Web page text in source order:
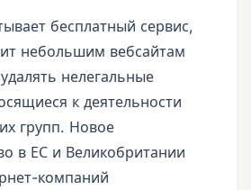
бесплатный сервис,
небольшим вебсайтам
нелегальные
к деятельности
групп. Новое
в ЕС и Великобритании
компаний